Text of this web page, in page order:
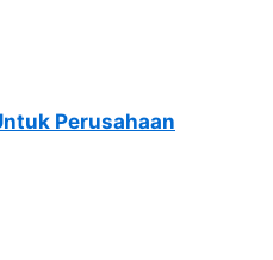
Perusahaan